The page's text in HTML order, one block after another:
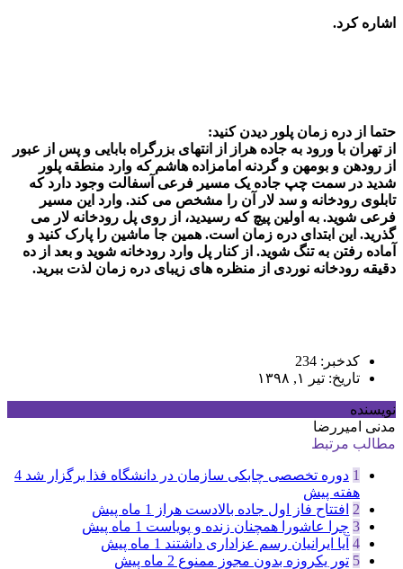
اشاره کرد.
حتما از دره زمان پلور دیدن کنید:
از تهران با ورود به جاده هراز از انتهای بزرگراه بابایی و پس از عبور
از رودهن و بومهن و گردنه امامزاده هاشم که وارد منطقه پلور
شدید در سمت چپ جاده یک مسیر فرعی آسفالت وجود دارد که
تابلوی رودخانه و سد لار آن‌ را مشخص می ‌کند. وارد این مسیر
فرعی ‌شوید. به اولین پیچ که رسیدید، از روی پل رودخانه‌ لار می
‌گذرید. این ابتدای دره‌ زمان است. همین‌ جا ماشین را پارک کنید و
آماده رفتن به تنگ شوید. از کنار پل وارد رودخانه شوید و بعد از ده
دقیقه رودخانه نوردی از منظره های زیبای دره زمان لذت ببرید.
کدخبر: 234
تاریخ: تیر ۱, ۱۳۹۸
نویسنده
مدنی امیررضا
مطالب مرتبط
1 دوره تخصصی چابکی سازمان در دانشگاه فذا برگزار شد 4
هفته پیش
2 افتتاح فاز اول جاده بالادست هراز
1 ماه پیش
3 چرا عاشورا همچنان زنده و پویاست 1 ماه پیش
4 آیا ایرانیان رسم عزاداری داشتند 1 ماه پیش
5 تور یکروزه بدون مجوز ممنوع 2 ماه پیش